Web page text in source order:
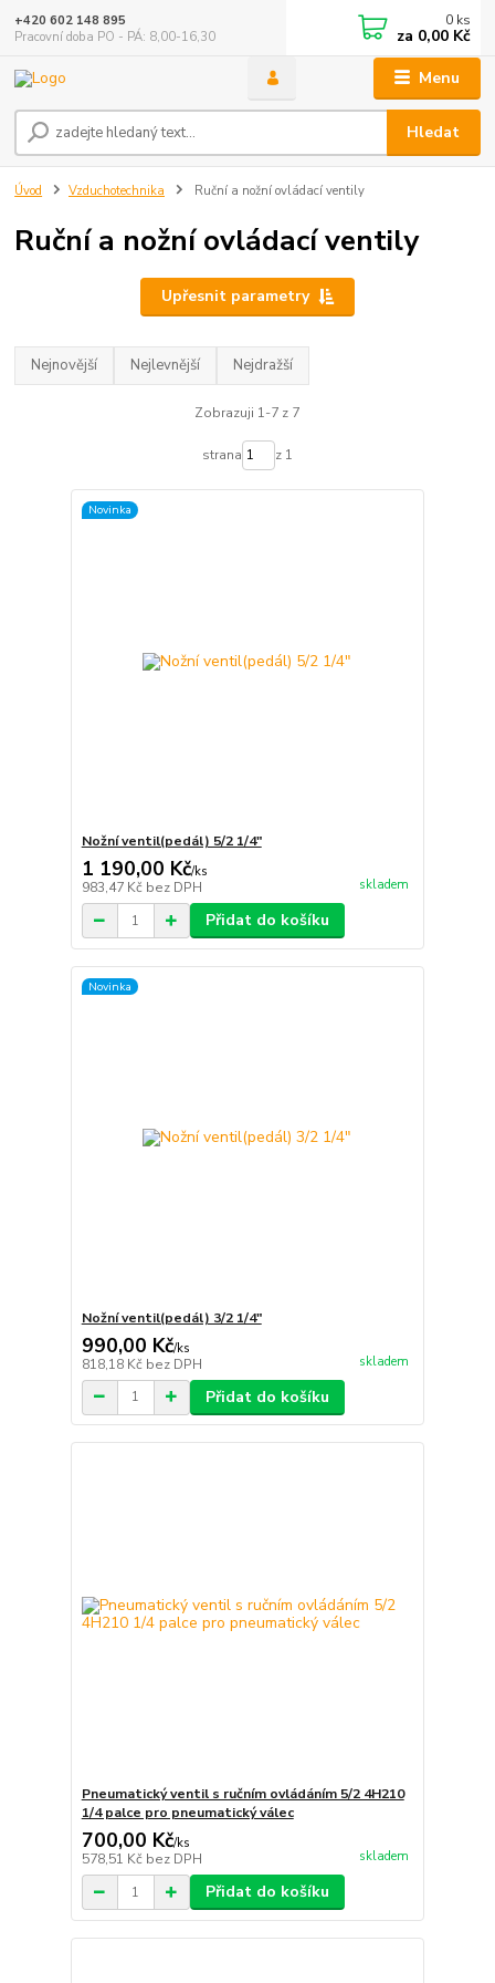
Menu
Hledat
+420 602 148 895
Pracovní doba PO - PÁ: 8,00-16,30
0 ks
za 0,00 Kč
Úvod Vzduchotechnika Ruční a nožní ovládací ventily
Ruční a nožní ovládací ventily
Upřesnit parametry
Nejnovější Nejlevnější Nejdražší
Zobrazuji 1-7 z 7
strana z 1
Novinka
Nožní ventil(pedál) 5/2 1/4"
1 190,00 Kč/ks
983,47 Kč bez DPH skladem
Přidat do košíku
Novinka
Nožní ventil(pedál) 3/2 1/4"
990,00 Kč/ks
818,18 Kč bez DPH skladem
Přidat do košíku
Pneumatický ventil s ručním ovládáním 5/2 4H210
1/4 palce pro pneumatický válec
700,00 Kč/ks
578,51 Kč bez DPH skladem
Přidat do košíku